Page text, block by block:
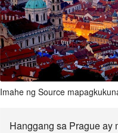
Imahe ng Source
Hanggang sa Prague ay